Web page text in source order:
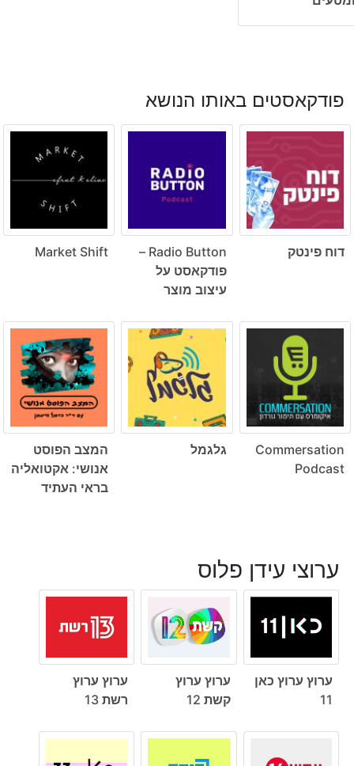
פודקאסטים באותו הנושא
דוח פינטק
Radio Button –
פודקאסט על
עיצוב מוצר
Market Shift
Commersation
Podcast
גלגמל
המצב הפוסט
אנושי: אקטואליה
בראי העתיד
ערוצי עידן פלוס
ערוץ ערוץ כאן
11
ערוץ ערוץ
קשת 12
ערוץ ערוץ
רשת 13